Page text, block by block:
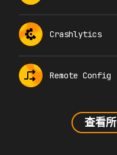
Crashlytics
Remote Config
查看